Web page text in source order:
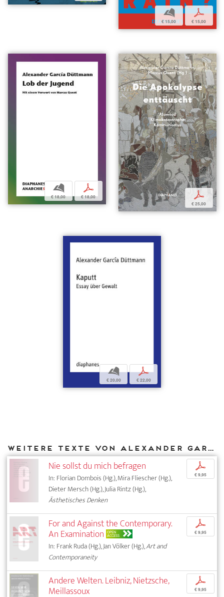
b
€ 15,00
p
€ 15,00
b
€ 18,00
p
€ 18,00 p
€ 25,00
b
€ 20,00
p
€ 22,00
Weitere Texte von Alexander García Düttmann bei DIAPHANES
Nie sollst du mich befragen
In: Florian Dombois (Hg.), Mira Fliescher (Hg.),
Dieter Mersch (Hg.), Julia Rintz (Hg.),
Ästhetisches Denken
p
€ 9,95
For and Against the Contemporary.
An Examination OPEN
ACCESS
In: Frank Ruda (Hg.), Jan Völker (Hg.),Art and
Contemporaneity
p
€ 9,95
Andere Welten. Leibniz, Nietzsche,
Meillassoux
p
€ 9,95